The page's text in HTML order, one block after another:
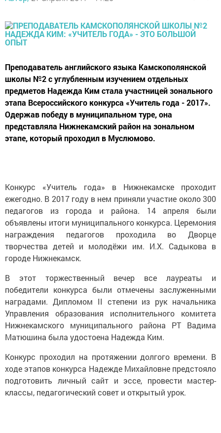
Преподаватель английского языка Камскополянской
школы №2 с углубленным изучением отдельных
предметов Надежда Ким стала участницей зонального
этапа Всероссийского конкурса «Учитель года - 2017».
Одержав победу в муниципальном туре, она
представляла Нижнекамский район на зональном
этапе, который проходил в Муслюмово.
Конкурс «Учитель года» в Нижнекамске проходит
ежегодно. В 2017 году в нем приняли участие около 300
педагогов из города и района. 14 апреля были
объявлены итоги муниципального конкурса. Церемония
награждения педагогов проходила во Дворце
творчества детей и молодёжи им. И.Х. Садыкова в
городе Нижнекамск.
В этот торжественный вечер все лауреаты и
победители конкурса были отмечены заслуженными
наградами. Дипломом II степени из рук начальника
Управления образования исполнительного комитета
Нижнекамского муниципального района РТ Вадима
Матюшина была удостоена Надежда Ким.
Конкурс проходил на протяжении долгого времени. В
ходе этапов конкурса Надежде Михайловне предстояло
подготовить личный сайт и эссе, провести мастер-
классы, педагогический совет и открытый урок.